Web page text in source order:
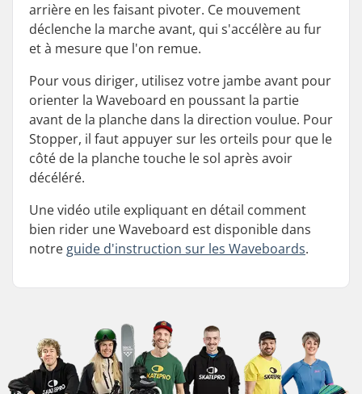
arrière en les faisant pivoter. Ce mouvement
déclenche la marche avant, qui s'accélère au fur
et à mesure que l'on remue.
Pour vous diriger, utilisez votre jambe avant pour
orienter la Waveboard en poussant la partie
avant de la planche dans la direction voulue. Pour
Stopper, il faut appuyer sur les orteils pour que le
côté de la planche touche le sol après avoir
décéléré.
Une vidéo utile expliquant en détail comment
bien rider une Waveboard est disponible dans
notre guide d'instruction sur les Waveboards.